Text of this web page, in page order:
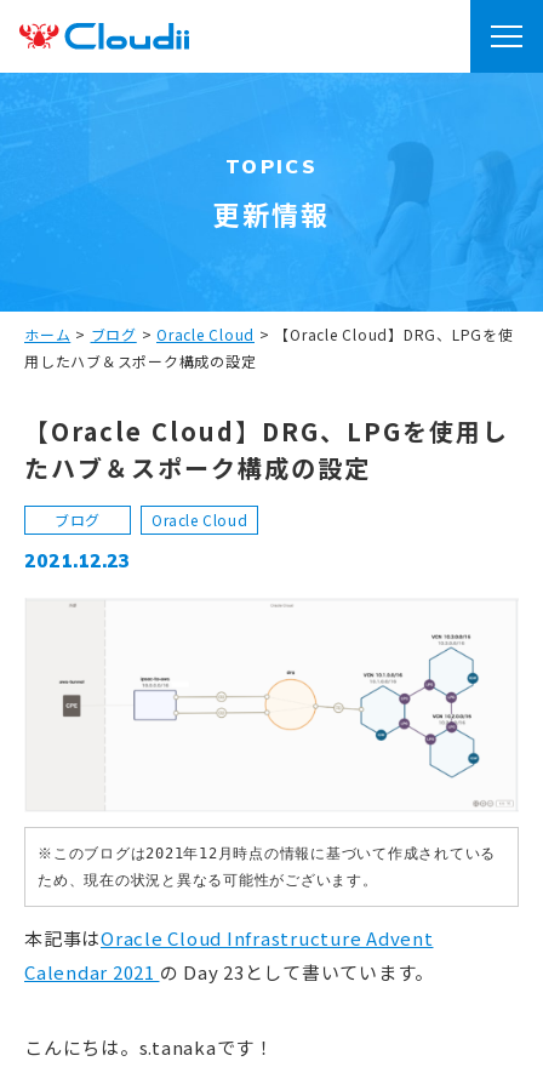
TOPICS
更新情報
ホーム > ブログ > Oracle Cloud >
【Oracle Cloud】DRG、LPGを使
用したハブ＆スポーク構成の設定
【Oracle Cloud】DRG、LPGを使用し
たハブ＆スポーク構成の設定
ブログ Oracle Cloud
2021.12.23
※このブログは2021年12月時点の情報に基づいて作成されている
ため、現在の状況と異なる可能性がございます。
本記事はOracle Cloud Infrastructure Advent
Calendar 2021 の Day 23として書いています。
こんにちは。s.tanakaです！